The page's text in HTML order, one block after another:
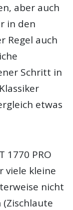
aber auch
in den
Regel auch
Schritt in
etwas
1770 PRO
viele kleine
nicht